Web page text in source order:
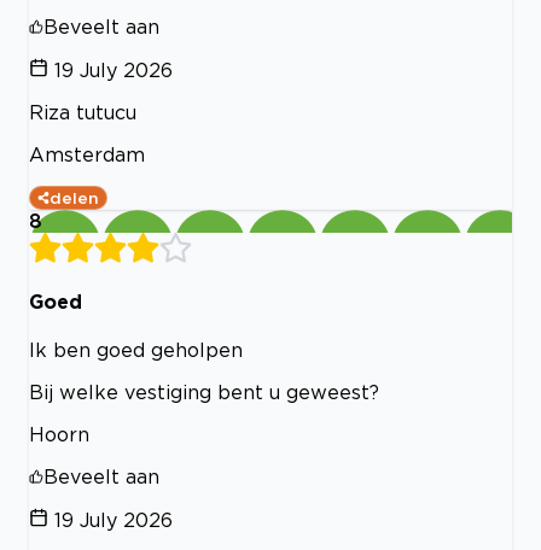
Beveelt aan
19 July 2026
Riza tutucu
Amsterdam
delen
8
Goed
Ik ben goed geholpen
Bij welke vestiging bent u geweest?
Hoorn
Beveelt aan
19 July 2026